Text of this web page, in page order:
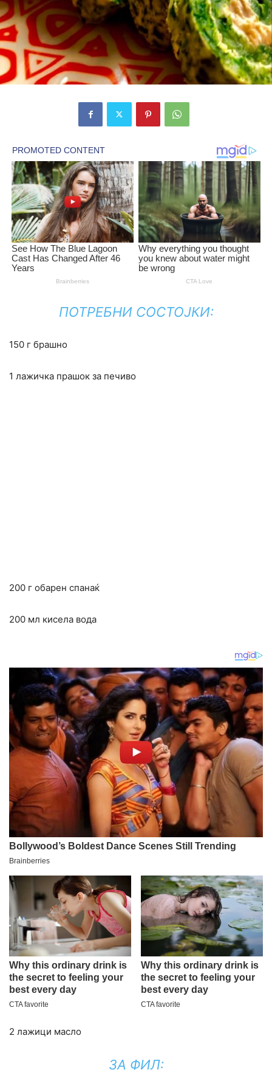
ПОТРЕБНИ СОСТОЈКИ:
150 г брашно
1 лажичка прашок за печиво
200 г обарен спанаќ
200 мл кисела вода
2 лажици масло
ЗА ФИЛ: